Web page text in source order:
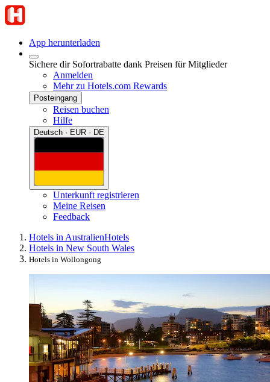
App herunterladen
Sichere dir Sofortrabatte dank Preisen für Mitglieder
Anmelden
Mehr zu Hotels.com Rewards
Posteingang
Reisen buchen
Hilfe
Deutsch · EUR · DE
Unterkunft registrieren
Meine Reisen
Feedback
Hotels in AustralienHotels
Hotels in New South Wales
Hotels in Wollongong